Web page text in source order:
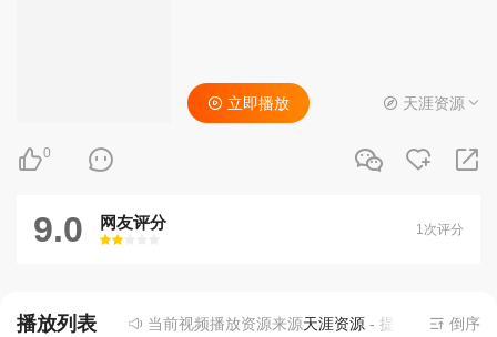
0
立即播放 天涯资源
9.0 网友评分
很差
较差还行推荐力荐
1次评分
播放列表 当前视频播放资源来源天涯资源- 提供为您免费在
倒序